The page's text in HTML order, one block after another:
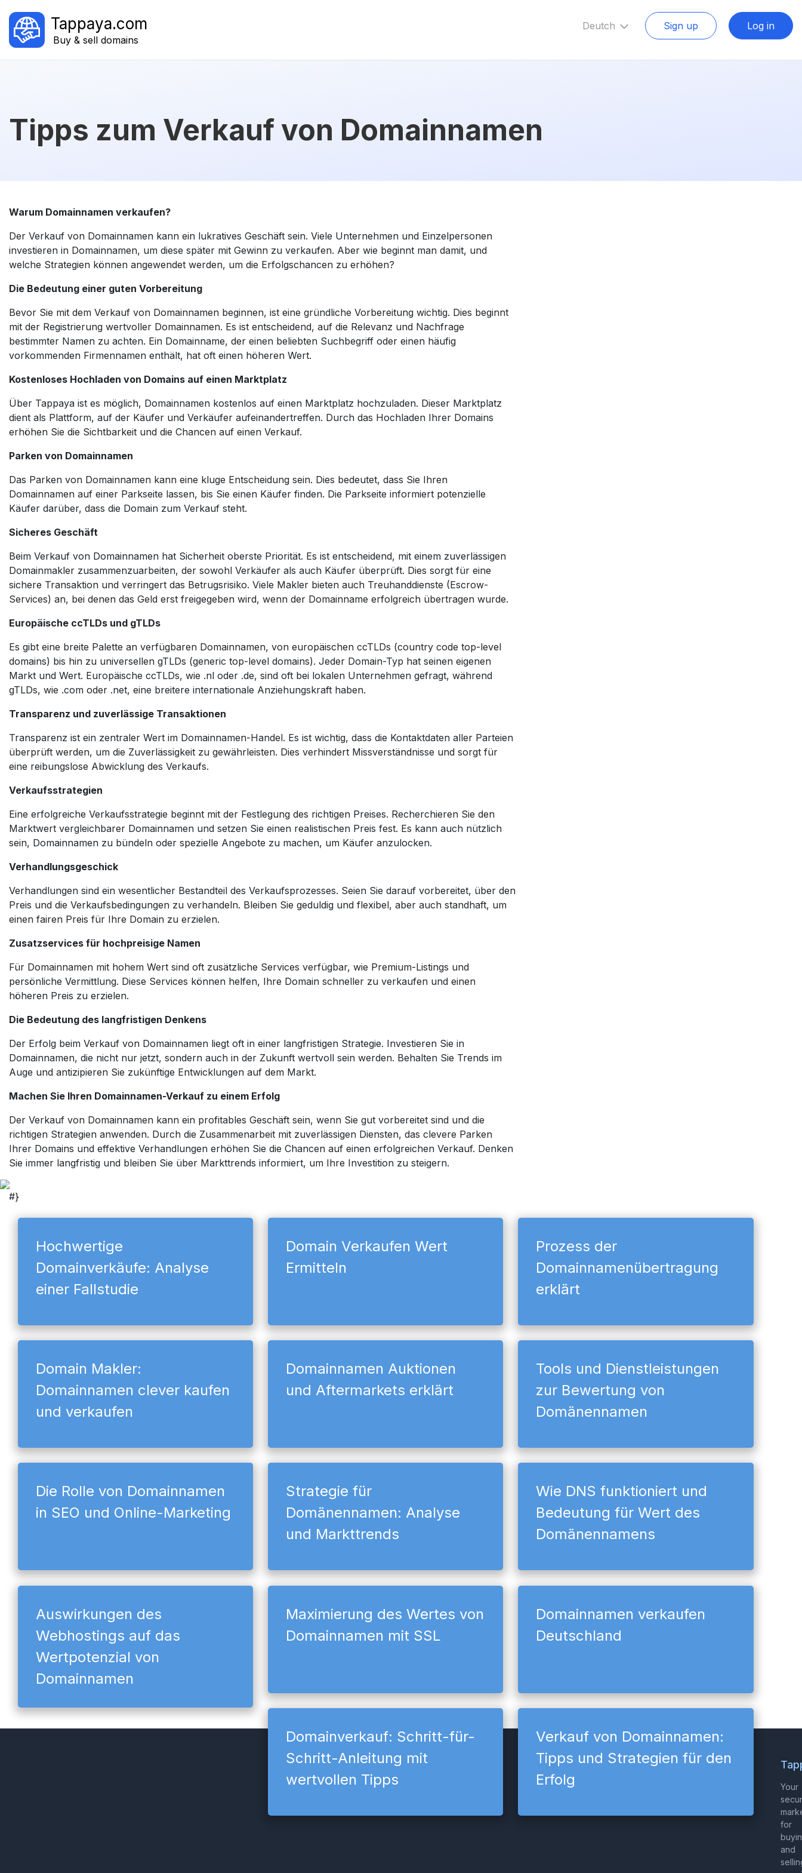
Tappaya.com
Buy & sell domains
Sign up Log in
Deutch
Tipps zum Verkauf von Domainnamen
Warum Domainnamen verkaufen?
Der Verkauf von Domainnamen kann ein lukratives Geschäft sein. Viele Unternehmen und Einzelpersonen
investieren in Domainnamen, um diese später mit Gewinn zu verkaufen. Aber wie beginnt man damit, und
welche Strategien können angewendet werden, um die Erfolgschancen zu erhöhen?
Die Bedeutung einer guten Vorbereitung
Bevor Sie mit dem Verkauf von Domainnamen beginnen, ist eine gründliche Vorbereitung wichtig. Dies beginnt
mit der Registrierung wertvoller Domainnamen. Es ist entscheidend, auf die Relevanz und Nachfrage
bestimmter Namen zu achten. Ein Domainname, der einen beliebten Suchbegriff oder einen häufig
vorkommenden Firmennamen enthält, hat oft einen höheren Wert.
Kostenloses Hochladen von Domains auf einen Marktplatz
Über Tappaya ist es möglich, Domainnamen kostenlos auf einen Marktplatz hochzuladen. Dieser Marktplatz
dient als Plattform, auf der Käufer und Verkäufer aufeinandertreffen. Durch das Hochladen Ihrer Domains
erhöhen Sie die Sichtbarkeit und die Chancen auf einen Verkauf.
Parken von Domainnamen
Das Parken von Domainnamen kann eine kluge Entscheidung sein. Dies bedeutet, dass Sie Ihren
Domainnamen auf einer Parkseite lassen, bis Sie einen Käufer finden. Die Parkseite informiert potenzielle
Käufer darüber, dass die Domain zum Verkauf steht.
Sicheres Geschäft
Beim Verkauf von Domainnamen hat Sicherheit oberste Priorität. Es ist entscheidend, mit einem zuverlässigen
Domainmakler zusammenzuarbeiten, der sowohl Verkäufer als auch Käufer überprüft. Dies sorgt für eine
sichere Transaktion und verringert das Betrugsrisiko. Viele Makler bieten auch Treuhanddienste (Escrow-
Services) an, bei denen das Geld erst freigegeben wird, wenn der Domainname erfolgreich übertragen wurde.
Europäische ccTLDs und gTLDs
Es gibt eine breite Palette an verfügbaren Domainnamen, von europäischen ccTLDs (country code top-level
domains) bis hin zu universellen gTLDs (generic top-level domains). Jeder Domain-Typ hat seinen eigenen
Markt und Wert. Europäische ccTLDs, wie .nl oder .de, sind oft bei lokalen Unternehmen gefragt, während
gTLDs, wie .com oder .net, eine breitere internationale Anziehungskraft haben.
Transparenz und zuverlässige Transaktionen
Transparenz ist ein zentraler Wert im Domainnamen-Handel. Es ist wichtig, dass die Kontaktdaten aller Parteien
überprüft werden, um die Zuverlässigkeit zu gewährleisten. Dies verhindert Missverständnisse und sorgt für
eine reibungslose Abwicklung des Verkaufs.
Verkaufsstrategien
Eine erfolgreiche Verkaufsstrategie beginnt mit der Festlegung des richtigen Preises. Recherchieren Sie den
Marktwert vergleichbarer Domainnamen und setzen Sie einen realistischen Preis fest. Es kann auch nützlich
sein, Domainnamen zu bündeln oder spezielle Angebote zu machen, um Käufer anzulocken.
Verhandlungsgeschick
Verhandlungen sind ein wesentlicher Bestandteil des Verkaufsprozesses. Seien Sie darauf vorbereitet, über den
Preis und die Verkaufsbedingungen zu verhandeln. Bleiben Sie geduldig und flexibel, aber auch standhaft, um
einen fairen Preis für Ihre Domain zu erzielen.
Zusatzservices für hochpreisige Namen
Für Domainnamen mit hohem Wert sind oft zusätzliche Services verfügbar, wie Premium-Listings und
persönliche Vermittlung. Diese Services können helfen, Ihre Domain schneller zu verkaufen und einen
höheren Preis zu erzielen.
Die Bedeutung des langfristigen Denkens
Der Erfolg beim Verkauf von Domainnamen liegt oft in einer langfristigen Strategie. Investieren Sie in
Domainnamen, die nicht nur jetzt, sondern auch in der Zukunft wertvoll sein werden. Behalten Sie Trends im
Auge und antizipieren Sie zukünftige Entwicklungen auf dem Markt.
Machen Sie Ihren Domainnamen-Verkauf zu einem Erfolg
Der Verkauf von Domainnamen kann ein profitables Geschäft sein, wenn Sie gut vorbereitet sind und die
richtigen Strategien anwenden. Durch die Zusammenarbeit mit zuverlässigen Diensten, das clevere Parken
Ihrer Domains und effektive Verhandlungen erhöhen Sie die Chancen auf einen erfolgreichen Verkauf. Denken
Sie immer langfristig und bleiben Sie über Markttrends informiert, um Ihre Investition zu steigern.
#}
Hochwertige
Domainverkäufe: Analyse
einer Fallstudie
Domain Verkaufen Wert
Ermitteln
Prozess der
Domainnamenübertragung
erklärt
Domain Makler:
Domainnamen clever kaufen
und verkaufen
Domainnamen Auktionen
und Aftermarkets erklärt
Tools und Dienstleistungen
zur Bewertung von
Domänennamen
Die Rolle von Domainnamen
in SEO und Online-Marketing
Strategie für
Domänennamen: Analyse
und Markttrends
Wie DNS funktioniert und
Bedeutung für Wert des
Domänennamens
Auswirkungen des
Webhostings auf das
Wertpotenzial von
Domainnamen
Maximierung des Wertes von
Domainnamen mit SSL
Domainnamen verkaufen
Deutschland
Domainverkauf: Schritt-für-
Schritt-Anleitung mit
wertvollen Tipps
Verkauf von Domainnamen:
Tipps und Strategien für den
Erfolg
Your
for
and